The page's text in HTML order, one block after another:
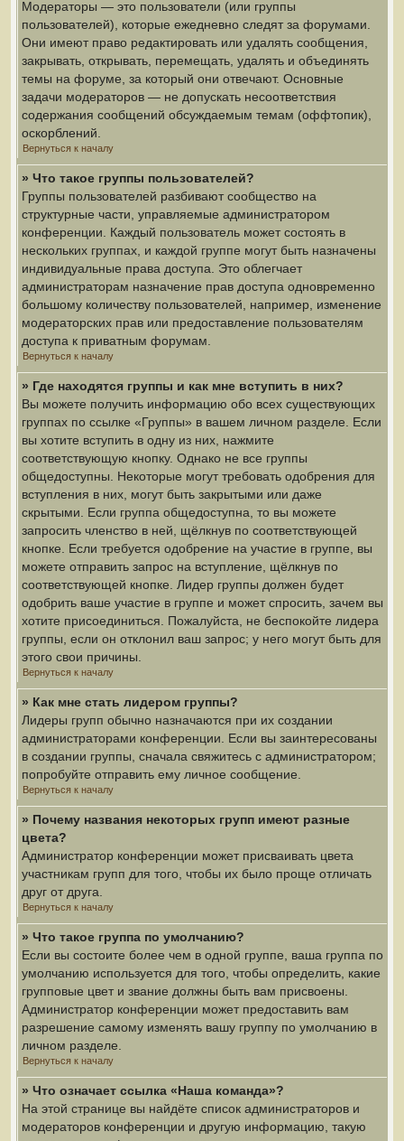
Модераторы — это пользователи (или группы
пользователей), которые ежедневно следят за форумами.
Они имеют право редактировать или удалять сообщения,
закрывать, открывать, перемещать, удалять и объединять
темы на форуме, за который они отвечают. Основные
задачи модераторов — не допускать несоответствия
содержания сообщений обсуждаемым темам (оффтопик),
оскорблений.
Вернуться к началу
» Что такое группы пользователей?
Группы пользователей разбивают сообщество на
структурные части, управляемые администратором
конференции. Каждый пользователь может состоять в
нескольких группах, и каждой группе могут быть назначены
индивидуальные права доступа. Это облегчает
администраторам назначение прав доступа одновременно
большому количеству пользователей, например, изменение
модераторских прав или предоставление пользователям
доступа к приватным форумам.
Вернуться к началу
» Где находятся группы и как мне вступить в них?
Вы можете получить информацию обо всех существующих
группах по ссылке «Группы» в вашем личном разделе. Если
вы хотите вступить в одну из них, нажмите
соответствующую кнопку. Однако не все группы
общедоступны. Некоторые могут требовать одобрения для
вступления в них, могут быть закрытыми или даже
скрытыми. Если группа общедоступна, то вы можете
запросить членство в ней, щёлкнув по соответствующей
кнопке. Если требуется одобрение на участие в группе, вы
можете отправить запрос на вступление, щёлкнув по
соответствующей кнопке. Лидер группы должен будет
одобрить ваше участие в группе и может спросить, зачем вы
хотите присоединиться. Пожалуйста, не беспокойте лидера
группы, если он отклонил ваш запрос; у него могут быть для
этого свои причины.
Вернуться к началу
» Как мне стать лидером группы?
Лидеры групп обычно назначаются при их создании
администраторами конференции. Если вы заинтересованы
в создании группы, сначала свяжитесь с администратором;
попробуйте отправить ему личное сообщение.
Вернуться к началу
» Почему названия некоторых групп имеют разные
цвета?
Администратор конференции может присваивать цвета
участникам групп для того, чтобы их было проще отличать
друг от друга.
Вернуться к началу
» Что такое группа по умолчанию?
Если вы состоите более чем в одной группе, ваша группа по
умолчанию используется для того, чтобы определить, какие
групповые цвет и звание должны быть вам присвоены.
Администратор конференции может предоставить вам
разрешение самому изменять вашу группу по умолчанию в
личном разделе.
Вернуться к началу
» Что означает ссылка «Наша команда»?
На этой странице вы найдёте список администраторов и
модераторов конференции и другую информацию, такую